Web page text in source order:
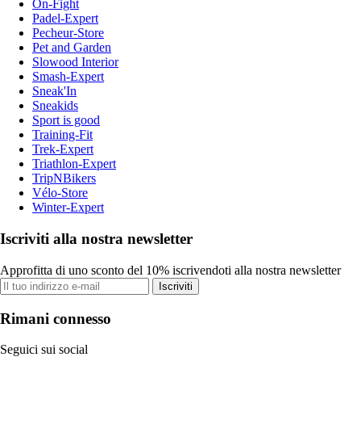
On-Fight
Padel-Expert
Pecheur-Store
Pet and Garden
Slowood Interior
Smash-Expert
Sneak'In
Sneakids
Sport is good
Training-Fit
Trek-Expert
Triathlon-Expert
TripNBikers
Vélo-Store
Winter-Expert
Iscriviti alla nostra newsletter
Approfitta di uno sconto del 10% iscrivendoti alla nostra newsletter
Iscriviti
Rimani connesso
Seguici sui social